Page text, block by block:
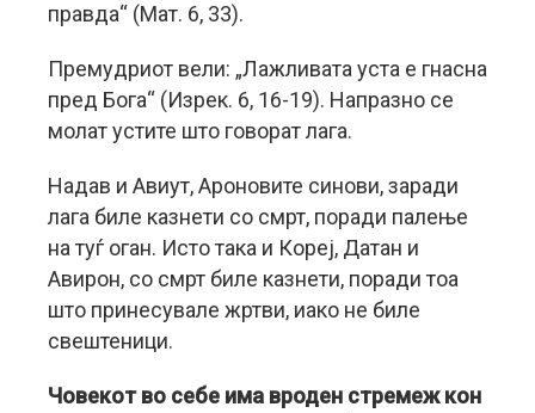
правда“ (Мат. 6, 33).
Премудриот вели: „Лажливата уста е гнасна
пред Бога“ (Изрек. 6, 16-19). Напразно се
молат устите што говорат лага.
Надав и Авиут, Ароновите синови, заради
лага биле казнети со смрт, поради палење
на туѓ оган. Исто така и Кореј, Датан и
Авирон, со смрт биле казнети, поради тоа
што принесувале жртви, иако не биле
свештеници.
Човекот во себе има вроден стремеж кон